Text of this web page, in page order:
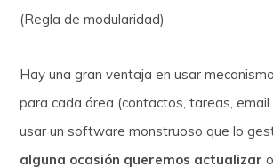
(Regla de modularidad)
Hay una gran ventaja en usar
para cada área (contactos, tareas,
usar un software monstruoso que lo
alguna ocasión queremos actualizar